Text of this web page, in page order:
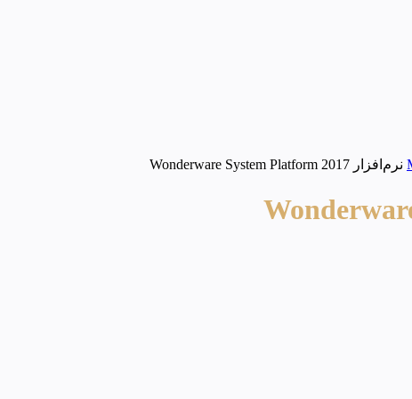
نرم‌افزار Wonderware System Platform 2017